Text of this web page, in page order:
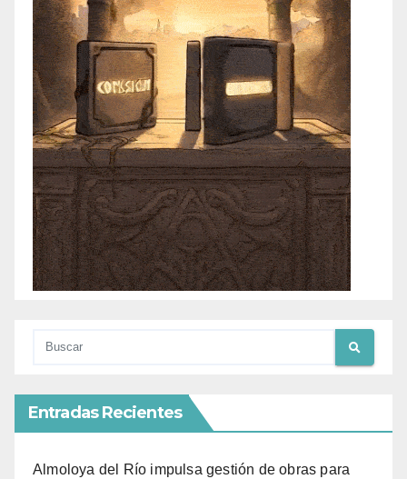
Entradas Recientes
Almoloya del Río impulsa gestión de obras para